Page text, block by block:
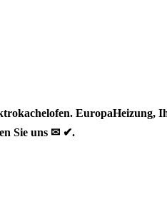
Sie uns ✉ ✔.